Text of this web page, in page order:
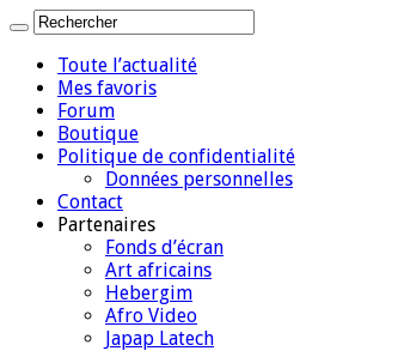
Toute l’actualité
Mes favoris
Forum
Boutique
Politique de confidentialité
Données personnelles
Contact
Partenaires
Fonds d’écran
Art africains
Hebergim
Afro Video
Japap Latech